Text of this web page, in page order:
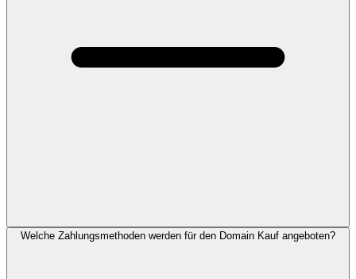
Welche Zahlungsmethoden werden für den Domain Kauf angeboten?